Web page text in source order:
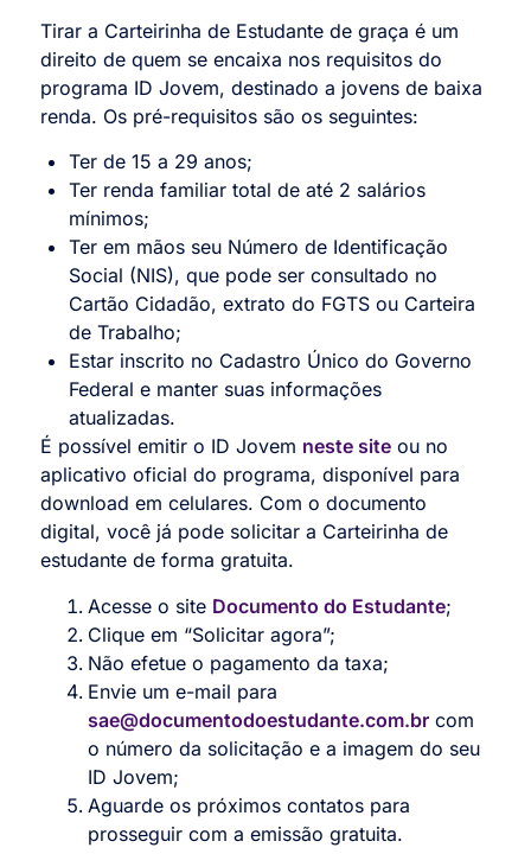
Tirar a Carteirinha de Estudante de graça é um
direito de quem se encaixa nos requisitos do
programa ID Jovem, destinado a jovens de baixa
renda. Os pré-requisitos são os seguintes:
Ter de 15 a 29 anos;
Ter renda familiar total de até 2 salários
mínimos;
Ter em mãos seu Número de Identificação
Social (NIS), que pode ser consultado no
Cartão Cidadão, extrato do FGTS ou Carteira
de Trabalho;
Estar inscrito no Cadastro Único do Governo
Federal e manter suas informações
atualizadas.
É possível emitir o ID Jovem neste site ou no
aplicativo oficial do programa, disponível para
download em celulares. Com o documento
digital, você já pode solicitar a Carteirinha de
estudante de forma gratuita.
Acesse o site Documento do Estudante;
Clique em “Solicitar agora”;
Não efetue o pagamento da taxa;
Envie um e-mail para
sae@documentodoestudante.com.br com
o número da solicitação e a imagem do seu
ID Jovem;
Aguarde os próximos contatos para
prosseguir com a emissão gratuita.